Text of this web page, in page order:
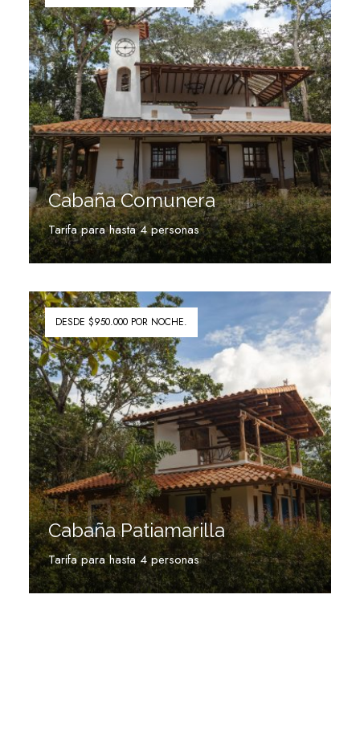
Cabaña Comunera
Tarifa para hasta 4 personas
DESDE $950.000 POR NOCHE.
Cabaña Patiamarilla
Tarifa para hasta 4 personas